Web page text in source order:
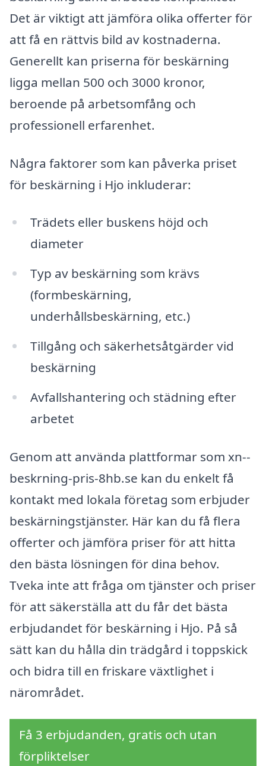
Det är viktigt att jämföra olika offerter för
att få en rättvis bild av kostnaderna.
Generellt kan priserna för beskärning
ligga mellan 500 och 3000 kronor,
beroende på arbetsomfång och
professionell erfarenhet.
Några faktorer som kan påverka priset
för beskärning i Hjo inkluderar:
Trädets eller buskens höjd och
diameter
Typ av beskärning som krävs
(formbeskärning,
underhållsbeskärning, etc.)
Tillgång och säkerhetsåtgärder vid
beskärning
Avfallshantering och städning efter
arbetet
Genom att använda plattformar som xn--
beskrning-pris-8hb.se kan du enkelt få
kontakt med lokala företag som erbjuder
beskärningstjänster. Här kan du få flera
offerter och jämföra priser för att hitta
den bästa lösningen för dina behov.
Tveka inte att fråga om tjänster och priser
för att säkerställa att du får det bästa
erbjudandet för beskärning i Hjo. På så
sätt kan du hålla din trädgård i toppskick
och bidra till en friskare växtlighet i
närområdet.
Få 3 erbjudanden, gratis och utan
förpliktelser